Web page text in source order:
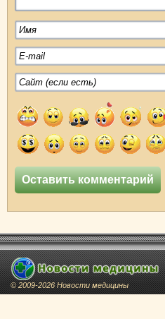
© 2009-2026 Новости медицины